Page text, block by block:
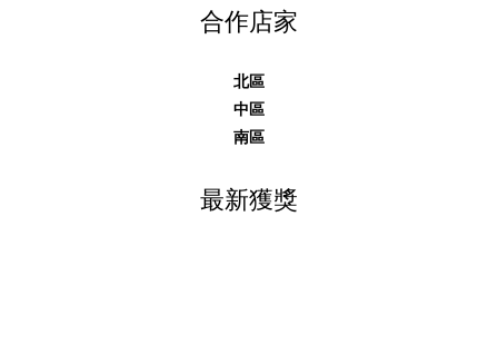
合作店家
北區
中區
南區
最新獲獎